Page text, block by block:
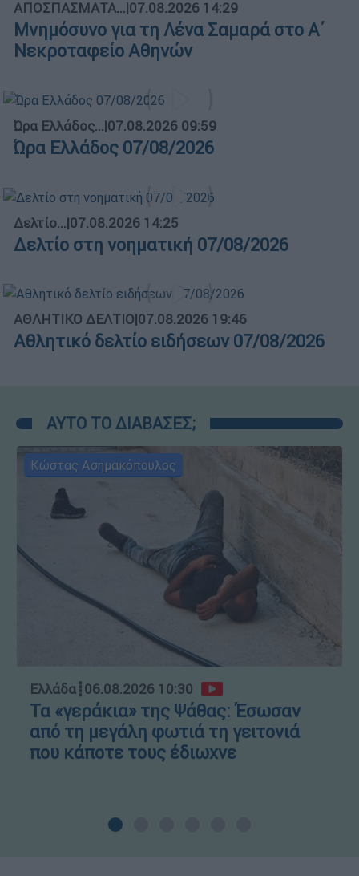
ΑΠΟΣΠΑΣΜΑΤΑ...|07.08.2026 14:29
Μνημόσυνο για τη Λένα Σαμαρά στο Α΄
Νεκροταφείο Αθηνών
Ώρα Ελλάδος...|07.08.2026 09:59
Ώρα Ελλάδος 07/08/2026
Δελτίο...|07.08.2026 14:25
Δελτίο στη νοηματική 07/08/2026
ΑΘΛΗΤΙΚΟ ΔΕΛΤΙΟ|07.08.2026 19:46
Αθλητικό δελτίο ειδήσεων 07/08/2026
ΑΥΤΟ ΤΟ ΔΙΑΒΑΣΕΣ;
Κώστας Ασημακόπουλος
Ελλάδα┋06.08.2026 10:30
Τα «γεράκια» της Ψάθας: Έσωσαν
από τη μεγάλη φωτιά τη γειτονιά
που κάποτε τους έδιωχνε